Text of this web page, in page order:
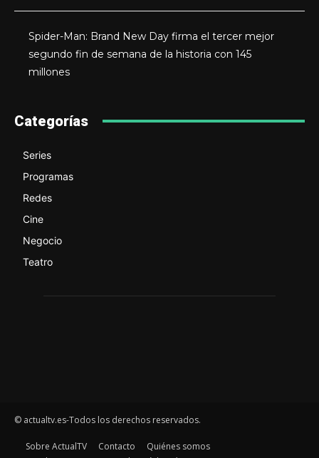
Spider-Man: Brand New Day firma el tercer mejor
segundo fin de semana de la historia con 145
millones
Categorías
Series
Programas
Redes
Cine
Negocio
Teatro
© actualtv.es-Todos los derechos reservados.
Sobre ActualTV Contacto
Quiénes somos